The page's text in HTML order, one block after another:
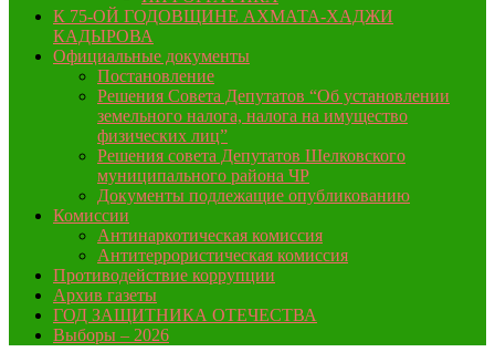
К 75-ОЙ ГОДОВЩИНЕ АХМАТА-ХАДЖИ
КАДЫРОВА
Официальные документы
Постановление
Решения Совета Депутатов “Об установлении
земельного налога, налога на имущество
физических лиц”
Решения совета Депутатов Шелковского
муниципального района ЧР
Документы подлежащие опубликованию
Комиссии
Антинаркотическая комиссия
Антитеррористическая комиссия
Противодействие коррупции
Архив газеты
ГОД ЗАЩИТНИКА ОТЕЧЕСТВА
Выборы – 2026